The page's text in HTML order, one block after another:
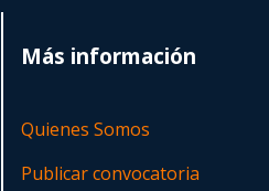
Más información
Quienes Somos
Publicar convocatoria